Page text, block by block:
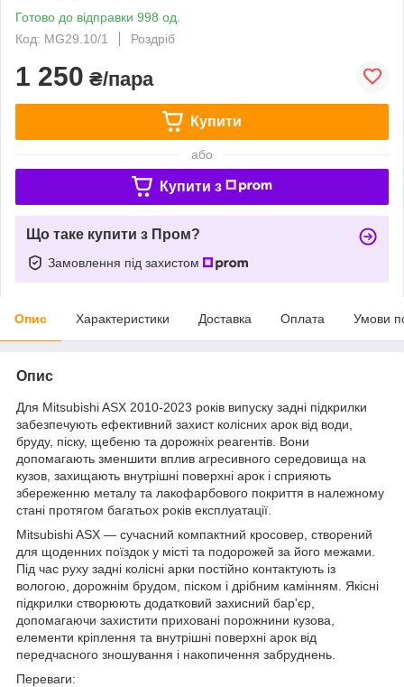
Готово до відправки 998 од.
Код: MG29.10/1
Роздріб
1 250 ₴/пара
Купити
або
Купити з
Що таке купити з Пром?
Замовлення під захистом
Опис Характеристики Доставка Оплата Умови
Опис
Для Mitsubishi ASX 2010-2023 років випуску задні підкрилки
забезпечують ефективний захист колісних арок від води,
бруду, піску, щебеню та дорожніх реагентів. Вони
допомагають зменшити вплив агресивного середовища на
кузов, захищають внутрішні поверхні арок і сприяють
збереженню металу та лакофарбового покриття в належному
стані протягом багатьох років експлуатації.
Mitsubishi ASX — сучасний компактний кросовер, створений
для щоденних поїздок у місті та подорожей за його межами.
Під час руху задні колісні арки постійно контактують із
вологою, дорожнім брудом, піском і дрібним камінням. Якісні
підкрилки створюють додатковий захисний бар'єр,
допомагаючи захистити приховані порожнини кузова,
елементи кріплення та внутрішні поверхні арок від
передчасного зношування і накопичення забруднень.
Переваги: